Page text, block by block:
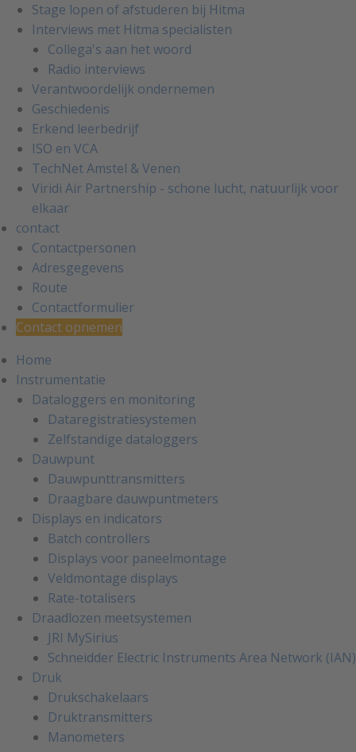
Stage lopen of afstuderen bij Hitma
Interviews met Hitma specialisten
Collega's aan het woord
Radio interviews
Verantwoordelijk ondernemen
Geschiedenis
Erkend leerbedrijf
ISO en VCA
TechNet Amstel & Venen
Viridi Air Partnership - schone lucht, natuurlijk voor
elkaar
contact
Contactpersonen
Adresgegevens
Route
Contactformulier
Contact opnemen
Home
Instrumentatie
Dataloggers en monitoring
Dataregistratiesystemen
Zelfstandige dataloggers
Dauwpunt
Dauwpunttransmitters
Draagbare dauwpuntmeters
Displays en indicators
Batch controllers
Displays voor paneelmontage
Veldmontage displays
Rate-totalisers
Draadlozen meetsystemen
JRI MySirius
Schneidder Electric Instruments Area Network (IAN)
Druk
Drukschakelaars
Druktransmitters
Manometers